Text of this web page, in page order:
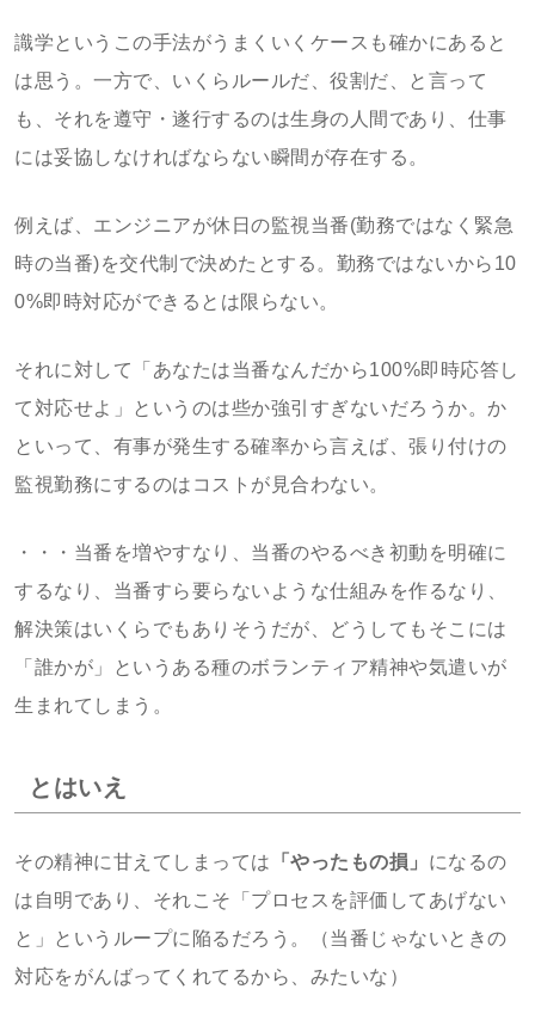
識学というこの手法がうまくいくケースも確かにあると
は思う。一方で、いくらルールだ、役割だ、と言って
も、それを遵守・遂行するのは生身の人間であり、仕事
には妥協しなければならない瞬間が存在する。
例えば、エンジニアが休日の監視当番(勤務ではなく緊急
時の当番)を交代制で決めたとする。勤務ではないから10
0%即時対応ができるとは限らない。
それに対して「あなたは当番なんだから100%即時応答し
て対応せよ」というのは些か強引すぎないだろうか。か
といって、有事が発生する確率から言えば、張り付けの
監視勤務にするのはコストが見合わない。
・・・当番を増やすなり、当番のやるべき初動を明確に
するなり、当番すら要らないような仕組みを作るなり、
解決策はいくらでもありそうだが、どうしてもそこには
「誰かが」というある種のボランティア精神や気遣いが
生まれてしまう。
とはいえ
その精神に甘えてしまっては 「やったもの損」 になるの
は自明であり、それこそ「プロセスを評価してあげない
と」というループに陥るだろう。（当番じゃないときの
対応をがんばってくれてるから、みたいな）